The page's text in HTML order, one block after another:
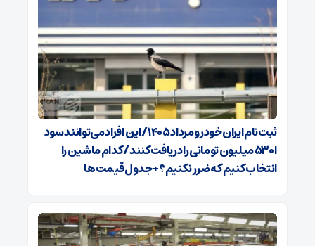
ثبت‌نام ایران‌خودرو مرداد ۱۴۰۵/ این افراد می‌توانند سود
ا ۵۳۰ میلیون تومانی را دریافت کنند/ کدام ماشین را
انتخاب کنیم که ضرر نکنیم؟+ جدول قیمت‌ها